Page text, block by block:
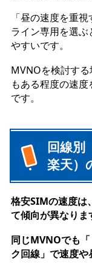
「昼の速度を重
ライン専用を選
やすいです。
MVNOを検討す
もある程度の速
です。
回線
楽天）
格安SIMの速度は
て傾向が異なりま
同じMVNOでも
ク回線」で速度や